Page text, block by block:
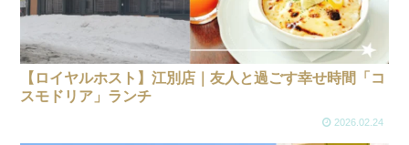
【ロイヤルホスト】江別店｜友人と過ごす幸せ時間「コ
スモドリア」ランチ
2026.02.24